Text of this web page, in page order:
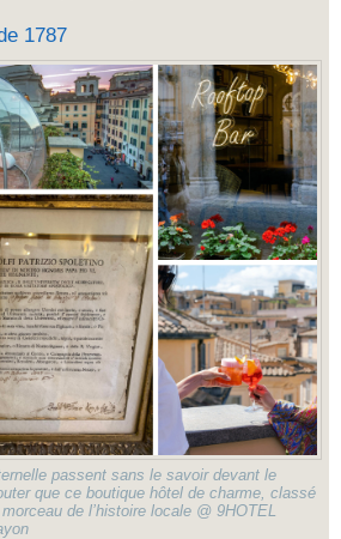
1787
passent sans le savoir devant le
que ce boutique hôtel de charme, classé
de l’histoire locale @ 9HOTEL